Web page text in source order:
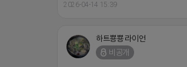
2026-04-14 15:39
하트뿅뿅 라이언
비공개